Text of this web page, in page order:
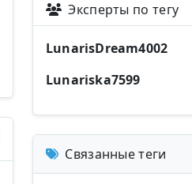
Эксперты по тегу
LunarisDream4002
Lunariska7599
Связанные теги